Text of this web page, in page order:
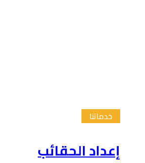
خدماتنا
إعداد الحقائب